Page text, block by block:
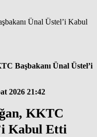
Başbakanı Ünal Üstel’i
2026 21:42
KKTC
Kabul Etti